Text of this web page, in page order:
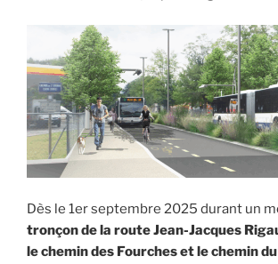
Dès le 1er septembre 2025 durant un
tronçon de la route Jean-Jacques
le chemin des Fourches et le chemin